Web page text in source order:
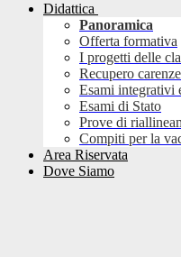
Didattica
Panoramica
Offerta formativa
I progetti delle
Recupero
Esami integrativi
Esami di Stato
Prove di
Compiti per la
Area Riservata
Dove Siamo